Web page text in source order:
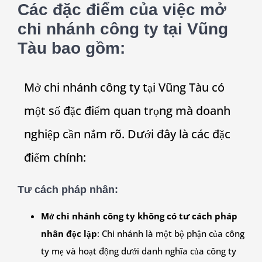
Các đặc điểm của việc mở
chi nhánh công ty tại Vũng
Tàu bao gồm:
Mở chi nhánh công ty tại Vũng Tàu có
một số đặc điểm quan trọng mà doanh
nghiệp cần nắm rõ. Dưới đây là các đặc
điểm chính:
Tư cách pháp nhân:
Mở chi nhánh công ty không có tư cách pháp
nhân độc lập: Chi nhánh là một bộ phận của công
ty mẹ và hoạt động dưới danh nghĩa của công ty